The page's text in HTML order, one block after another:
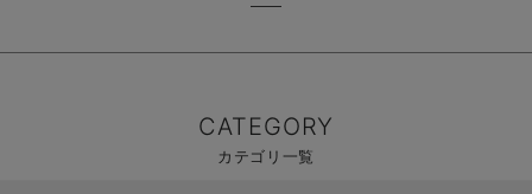
CATEGORY
カテゴリ一覧